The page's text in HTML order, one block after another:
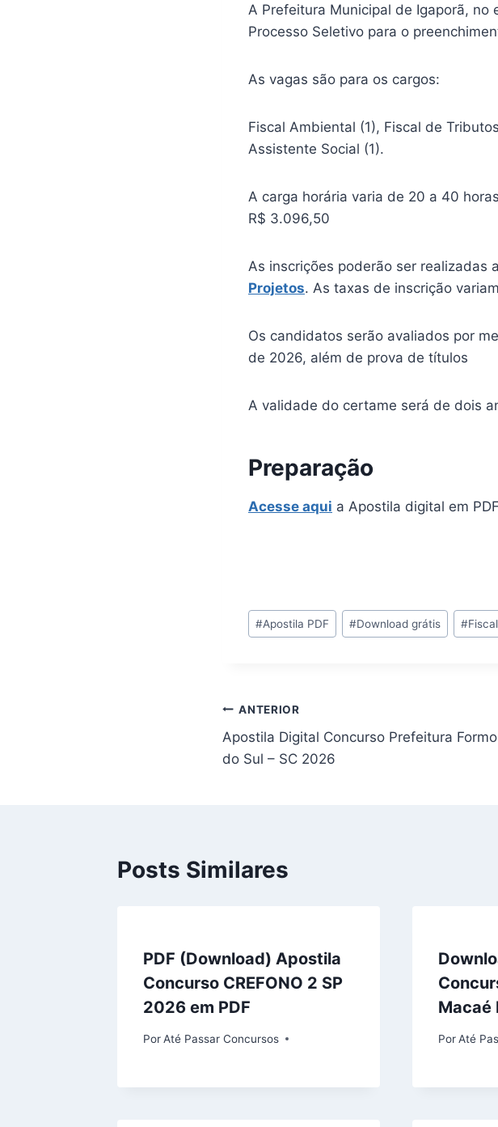
A Prefeitura Municipal de Igaporã,
Processo Seletivo para o
As vagas são para os cargos:
Fiscal Ambiental (1), Fiscal de
Assistente Social (1).
A carga horária varia de 20 a 40
R$ 3.096,50
As inscrições poderão ser realizadas
Projetos. As taxas de inscrição
Os candidatos serão avaliados por
de 2026, além de prova de títulos
A validade do certame será de dois
Preparação
Acesse aqui a Apostila digital em
Tags
do
#Apostila PDF #Download grátis #
Navegação
de
ANTERIOR
Apostila Digital Concurso Prefeitura
do Sul – SC 2026
Posts Similares
PDF (Download) Apostila
Concurso CREFONO 2 SP
2026 em PDF
PorAté Passar Concursos
Macaé
Por Até